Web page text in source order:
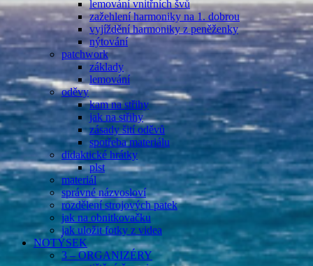
lemování vnitřních švů
zažehlení harmoniky na 1. dobrou
vyjíždění harmoniky z peněženky
nýtování
patchwork
základy
lemování
oděvy
kam na střihy
jak na střihy
zásady šití oděvů
spotřeba materiálu
didaktické hrátky
plst
materiál
správné názvosloví
rozdělení strojových patek
jak na obnitkovačku
jak uložit fotky z videa
NOTÝSEK
3 – ORGANIZÉRY